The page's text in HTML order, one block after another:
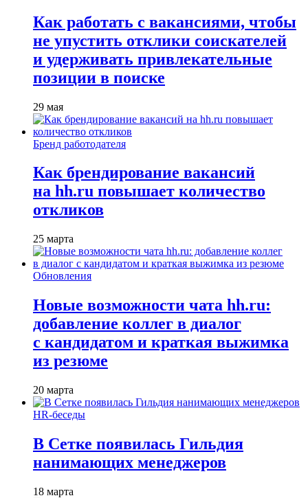
Как работать с вакансиями, чтобы
не упустить отклики соискателей
и удерживать привлекательные
позиции в поиске
29 мая
Бренд работодателя
Как брендирование вакансий
на hh.ru повышает количество
откликов
25 марта
Обновления
Новые возможности чата hh.ru:
добавление коллег в диалог
с кандидатом и краткая выжимка
из резюме
20 марта
HR-беседы
В Сетке появилась Гильдия
нанимающих менеджеров
18 марта